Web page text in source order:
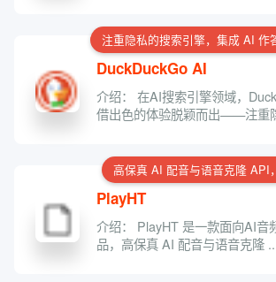
注重隐私的搜索引擎，集成 AI 作
DuckDuckGo AI
介绍： 在AI搜索引擎领域，
借出色的体验脱颖而出——注重
高保真 AI 配音与语音克隆 API
PlayHT
介绍： PlayHT 是一款面向AI音
品，高保真 AI 配音与语音克隆